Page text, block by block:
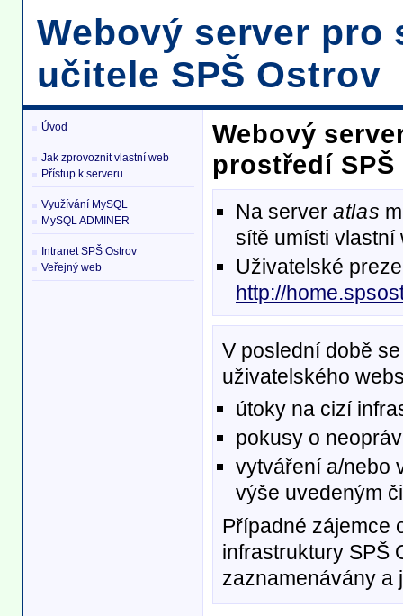
Webový server pro
učitele SPŠ Ostrov
Úvod
Jak zprovoznit vlastní web
Přístup k serveru
Využívání MySQL
MySQL ADMINER
Intranet SPŠ Ostrov
Veřejný web
Webový
prostředí
Na server atlas
sítě umísti vlastní
Uživatelské
http://
V poslední době
uživatelského
útoky na cizí
pokusy o
vytváření a/nebo
výše uvedeným
Případné zájemce
infrastruktury SPŠ
zaznamenávány a